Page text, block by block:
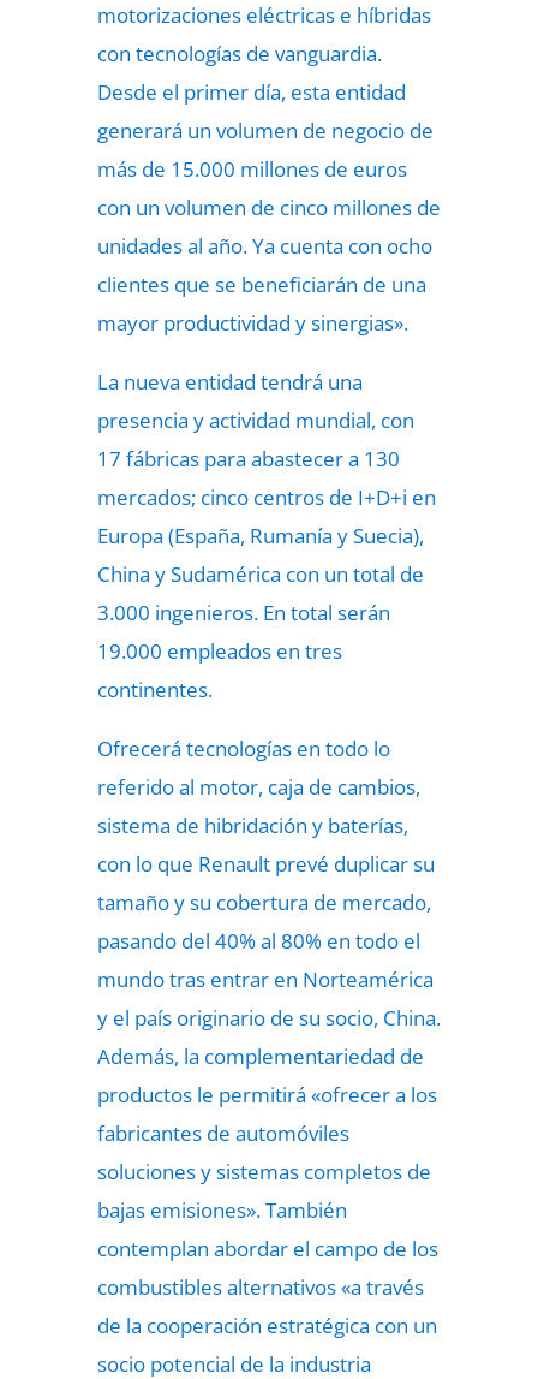
motorizaciones eléctricas e híbridas
con tecnologías de vanguardia.
Desde el primer día, esta entidad
generará un volumen de negocio de
más de 15.000 millones de euros
con un volumen de cinco millones de
unidades al año. Ya cuenta con ocho
clientes que se beneficiarán de una
mayor productividad y sinergias».
La nueva entidad tendrá una
presencia y actividad mundial, con
17 fábricas para abastecer a 130
mercados; cinco centros de I+D+i en
Europa (España, Rumanía y Suecia),
China y Sudamérica con un total de
3.000 ingenieros. En total serán
19.000 empleados en tres
continentes.
Ofrecerá tecnologías en todo lo
referido al motor, caja de cambios,
sistema de hibridación y baterías,
con lo que Renault prevé duplicar su
tamaño y su cobertura de mercado,
pasando del 40% al 80% en todo el
mundo tras entrar en Norteamérica
y el país originario de su socio, China.
Además, la complementariedad de
productos le permitirá «ofrecer a los
fabricantes de automóviles
soluciones y sistemas completos de
bajas emisiones». También
contemplan abordar el campo de los
combustibles alternativos «a través
de la cooperación estratégica con un
socio potencial de la industria